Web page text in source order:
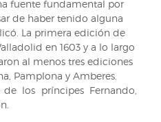
fuente fundamental por
de haber tenido alguna
La primera edición de
en 1603 y a lo largo
al menos tres ediciones
Pamplona y Amberes.
los príncipes Fernando,